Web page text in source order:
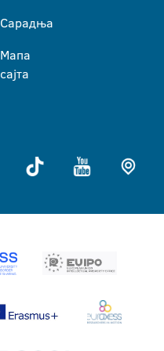
Сарадња
Мапа
сајта